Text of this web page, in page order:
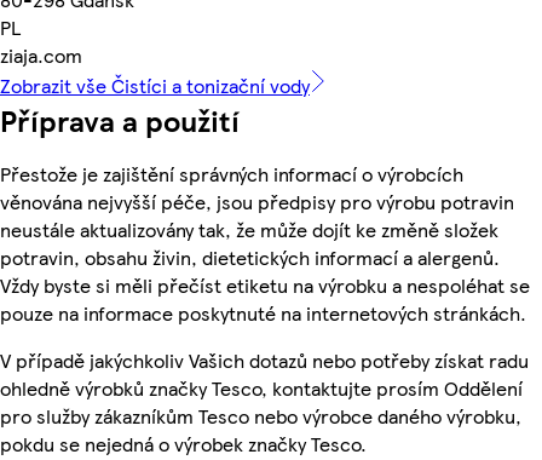
PL
ziaja.com
Zobrazit vše Čistíci a tonizační vody
Příprava a použití
Přestože je zajištění správných informací o výrobcích
věnována nejvyšší péče, jsou předpisy pro výrobu potravin
neustále aktualizovány tak, že může dojít ke změně složek
potravin, obsahu živin, dietetických informací a alergenů.
Vždy byste si měli přečíst etiketu na výrobku a nespoléhat se
pouze na informace poskytnuté na internetových stránkách.
V případě jakýchkoliv Vašich dotazů nebo potřeby získat radu
ohledně výrobků značky Tesco, kontaktujte prosím Oddělení
pro služby zákazníkům Tesco nebo výrobce daného výrobku,
pokdu se nejedná o výrobek značky Tesco.